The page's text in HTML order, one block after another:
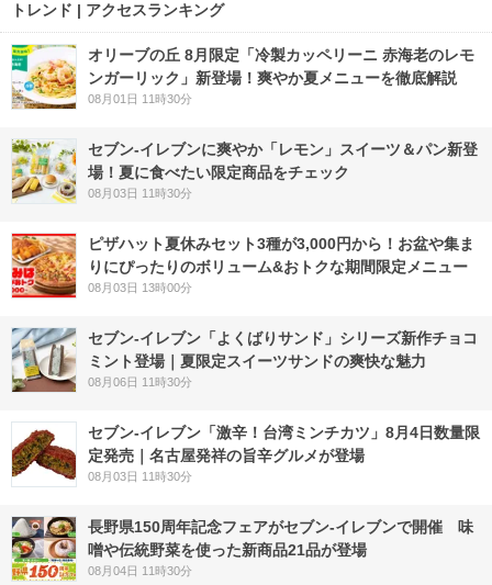
トレンド | アクセスランキング
オリーブの丘 8月限定「冷製カッペリーニ 赤海老のレモ
ンガーリック」新登場！爽やか夏メニューを徹底解説
08月01日 11時30分
セブン‐イレブンに爽やか「レモン」スイーツ＆パン新登
場！夏に食べたい限定商品をチェック
08月03日 11時30分
ピザハット夏休みセット3種が3,000円から！お盆や集ま
りにぴったりのボリューム&おトクな期間限定メニュー
08月03日 13時00分
セブン‐イレブン「よくばりサンド」シリーズ新作チョコ
ミント登場｜夏限定スイーツサンドの爽快な魅力
08月06日 11時30分
セブン-イレブン「激辛！台湾ミンチカツ」8月4日数量限
定発売｜名古屋発祥の旨辛グルメが登場
08月03日 11時30分
長野県150周年記念フェアがセブン-イレブンで開催 味
噌や伝統野菜を使った新商品21品が登場
08月04日 11時30分